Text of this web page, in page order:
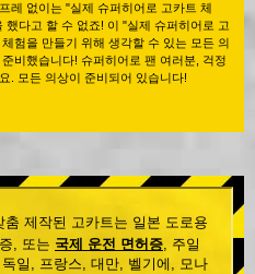
레 없이는 "실제 슈퍼히어로 고카트 체
했다고 할 수 없죠! 이 "실제 슈퍼히어로 고
험을 만들기 위해 생각할 수 있는 모든 의
비했습니다! 슈퍼히어로 팬 여러분, 걱정
. 모든 의상이 준비되어 있습니다!
춤 제작된 고카트는 일본 도로용
, 또는 국제 운전 면허증, 주일
일, 프랑스, 대만, 벨기에, 모나